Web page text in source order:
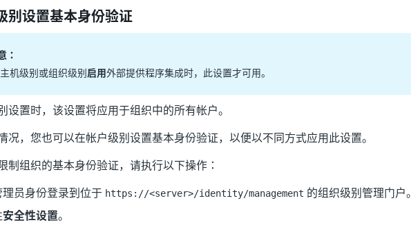
别设置基本身份验证
：
机级别或组织级别启用外部提供程序集成时，此设置才可用。
设置时，该设置将应用于组织中的所有帐户。
况，您也可以在帐户级别设置基本身份验证，以便以不同方式应用此设置。
制组织的基本身份验证，请执行以下操作：
员身份登录到位于 https://<server>/identity/management 的组织级别管理门户。
安全性设置。